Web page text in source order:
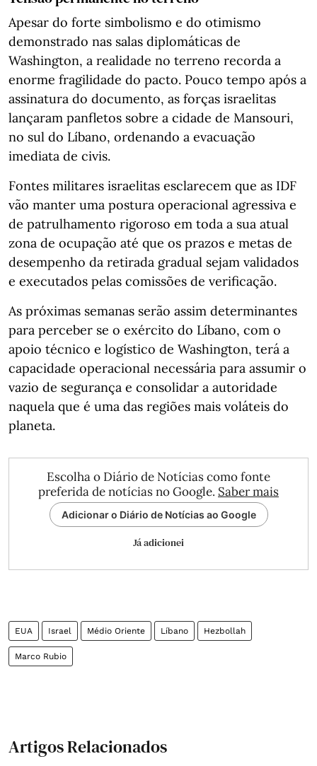
Apesar do forte simbolismo e do otimismo
demonstrado nas salas diplomáticas de
Washington, a realidade no terreno recorda a
enorme fragilidade do pacto. Pouco tempo após a
assinatura do documento, as forças israelitas
lançaram panfletos sobre a cidade de Mansouri,
no sul do Líbano, ordenando a evacuação
imediata de civis.
Fontes militares israelitas esclarecem que as IDF
vão manter uma postura operacional agressiva e
de patrulhamento rigoroso em toda a sua atual
zona de ocupação até que os prazos e metas de
desempenho da retirada gradual sejam validados
e executados pelas comissões de verificação.
As próximas semanas serão assim determinantes
para perceber se o exército do Líbano, com o
apoio técnico e logístico de Washington, terá a
capacidade operacional necessária para assumir o
vazio de segurança e consolidar a autoridade
naquela que é uma das regiões mais voláteis do
planeta.
Escolha o Diário de Notícias como fonte
preferida de notícias no Google. Saber mais
Adicionar o Diário de Notícias ao Google
Já adicionei
EUA Israel Médio Oriente Líbano Hezbollah
Marco Rubio
Artigos Relacionados